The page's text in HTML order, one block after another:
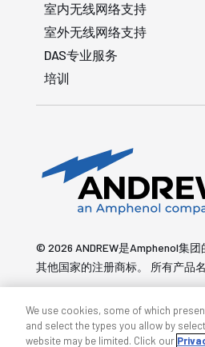
室内无线网络支持
室外无线网络支持
DAS专业服务
培训
© 2026 ANDREW是Amphenol集
其他国家的注册商标。 所有产品
We use cookies, some of which
and select the types you allow by
website may be limited. Click our